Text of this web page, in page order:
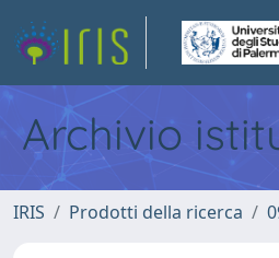
Archivio
IRIS Prodotti della ricerca